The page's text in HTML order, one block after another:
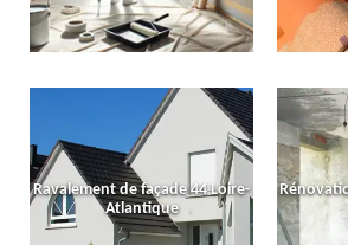
Ravalement de façade 44 Loire-
Atlantique